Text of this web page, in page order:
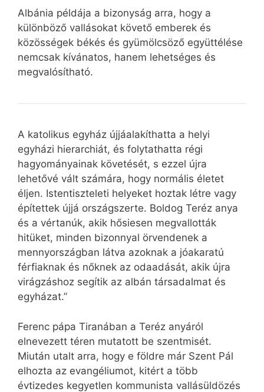
Albánia példája a bizonyság arra, hogy a
különböző vallásokat követő emberek és
közösségek békés és gyümölcsöző együttélése
nemcsak kívánatos, hanem lehetséges és
megvalósítható.
A katolikus egyház újjáalakíthatta a helyi
egyházi hierarchiát, és folytathatta régi
hagyományainak követését, s ezzel újra
lehetővé vált számára, hogy normális életet
éljen. Istentiszteleti helyeket hoztak létre vagy
építettek újjá országszerte. Boldog Teréz anya
és a vértanúk, akik hősiesen megvallották
hitüket, minden bizonnyal örvendenek a
mennyországban látva azoknak a jóakaratú
férfiaknak és nőknek az odaadását, akik újra
virágzáshoz segítik az albán társadalmat és
egyházat.”
Ferenc pápa Tiranában a Teréz anyáról
elnevezett téren mutatott be szentmisét.
Miután utalt arra, hogy e földre már Szent Pál
elhozta az evangéliumot, kitért a több
évtizedes kegyetlen kommunista vallásüldözés